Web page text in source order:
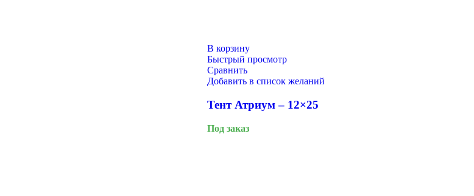
В корзину
Быстрый просмотр
Сравнить
Добавить в список желаний
Тент Атриум – 12×25
Под заказ